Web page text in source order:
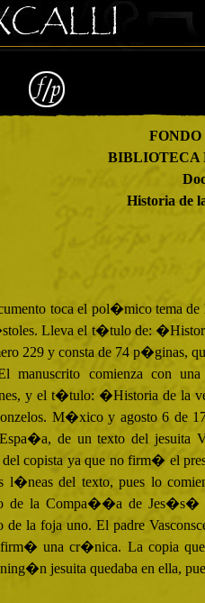
BIBLIOTECA
Historia de
toca el pol�mico tema
Lleva el t�tulo de:
229 y consta de 74 p�ginas,
manuscrito comienza con
y el t�tulo: �Historia de la
M�xico y agosto 6 de
de un texto del jesuita
del copista ya que no firm� el
l�neas del texto, pues lo
de la Compa��a de Jes�s�
la foja uno. El padre
una cr�nica. La copia
jesuita quedaba en ella,